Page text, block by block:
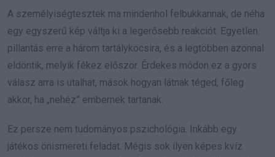
A személyiségtesztek ma mindenhol felbukkannak, de néha
egy egyszerű kép váltja ki a legerősebb reakciót. Egyetlen
pillantás erre a három tartálykocsira, és a legtöbben azonnal
eldöntik, melyik fékez először. Érdekes módon ez a gyors
válasz arra is utalhat, mások hogyan látnak téged, főleg
akkor, ha „nehéz” embernek tartanak.
Ez persze nem tudományos pszichológia. Inkább egy
játékos önismereti feladat. Mégis sok ilyen képes kvíz